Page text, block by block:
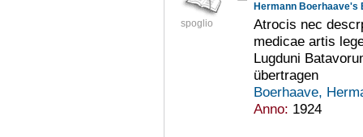
spoglio
Atrocis nec
medicae artis
Lugduni
übertragen
Boerhaave,
Anno: 1924